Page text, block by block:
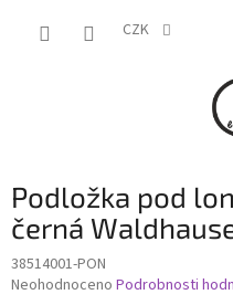
CZK
Podložka pod
černá
38514001-PON
Průměrné
Neohodnoceno Podrobnosti